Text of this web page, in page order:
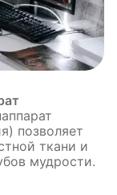
позволяет
ткани и
мудрости.